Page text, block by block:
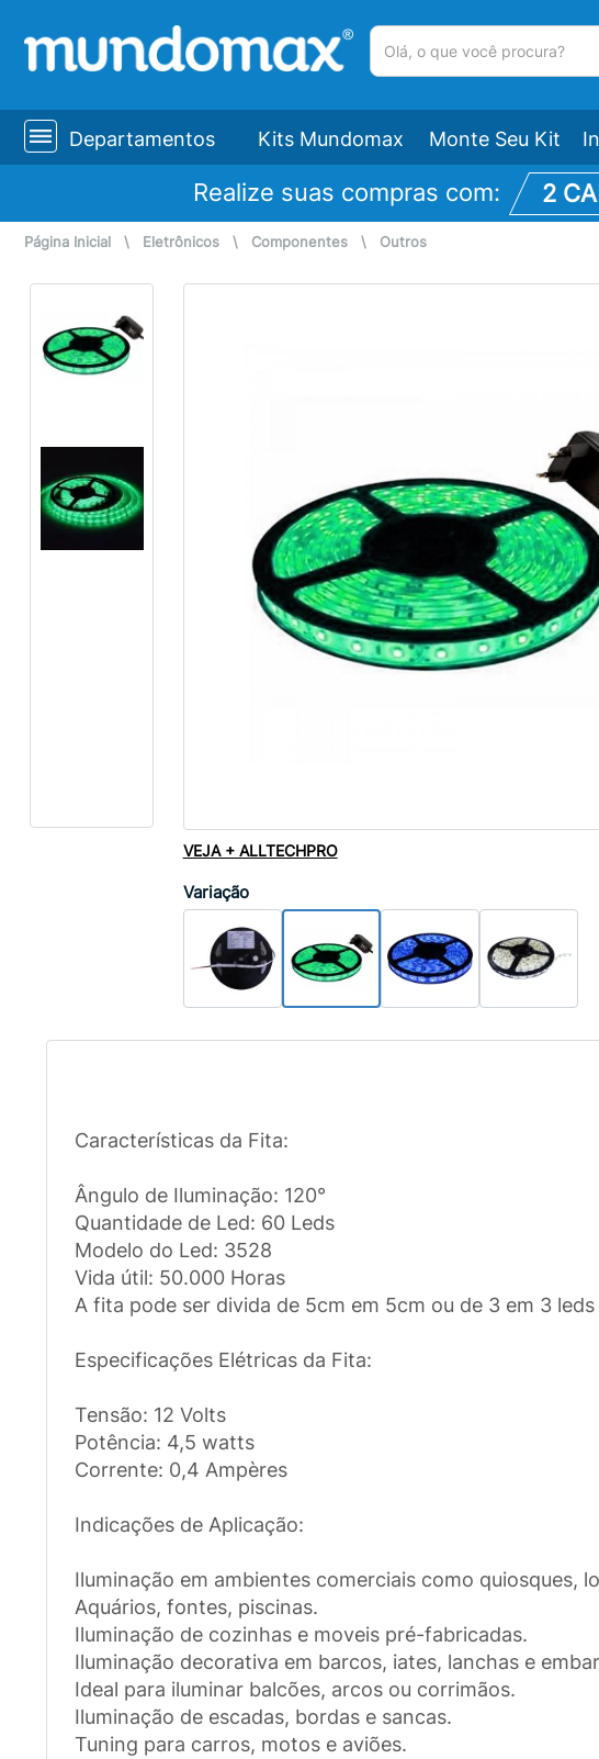
Departamentos Kits Mundomax Monte Seu Kit
Realize suas compras com: 2
Página Inicial \ Eletrônicos \ Componentes \ Outros
VEJA + ALLTECHPRO
Variação
Características da Fita:
Ângulo de Iluminação: 120°
Quantidade de Led: 60 Leds
Modelo do Led: 3528
Vida útil: 50.000 Horas
A fita pode ser divida de 5cm em 5cm ou de 3 em 3 leds
Especificações Elétricas da Fita:
Tensão: 12 Volts
Potência: 4,5 watts
Corrente: 0,4 Ampères
Indicações de Aplicação:
Iluminação em ambientes comerciais como quiosques,
Aquários, fontes, piscinas.
Iluminação de cozinhas e moveis pré-fabricadas.
Iluminação decorativa em barcos, iates, lanchas e
Ideal para iluminar balcões, arcos ou corrimãos.
Iluminação de escadas, bordas e sancas.
Tuning para carros, motos e aviões.